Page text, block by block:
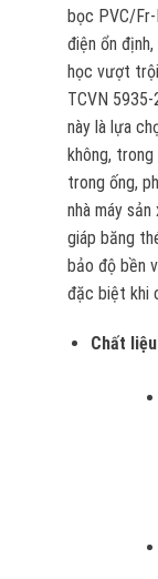
bọc PVC/Fr-
điện ổn
học vượt
TCVN
này là lựa
không,
trong ống,
nhà máy
giáp băng
bảo độ bền
đặc biệt khi
Chất